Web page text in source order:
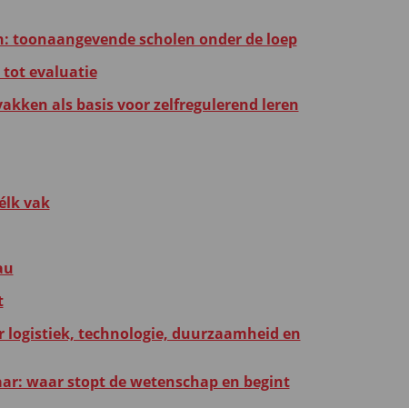
toonaangevende scholen onder de loep
tot evaluatie
als basis voor zelfregulerend leren
vak
logistiek, technologie, duurzaamheid en
waar stopt de wetenschap en begint